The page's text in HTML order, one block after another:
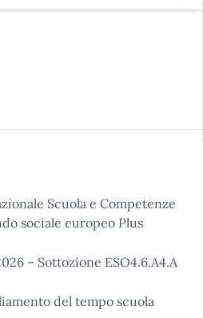
Scuola e Competenze
sociale europeo Plus
– Sottozione ESO4.6.A4.A
del tempo scuola